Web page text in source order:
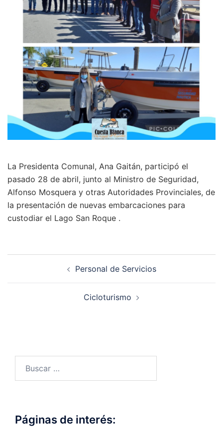
La Presidenta Comunal, Ana Gaitán, participó el
pasado 28 de abril, junto al Ministro de Seguridad,
Alfonso Mosquera y otras Autoridades Provinciales, de
la presentación de nuevas embarcaciones para
custodiar el Lago San Roque .
Personal de Servicios
Cicloturismo
Páginas de interés: